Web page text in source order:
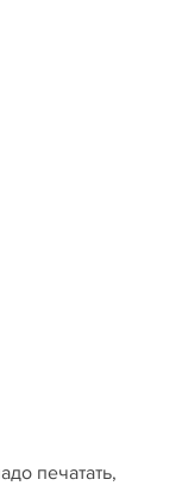
печатать,